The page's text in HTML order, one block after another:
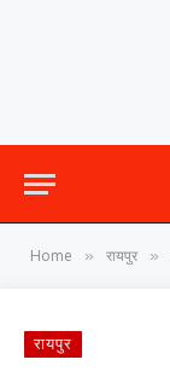
Home » रायपुर »
रायपुर